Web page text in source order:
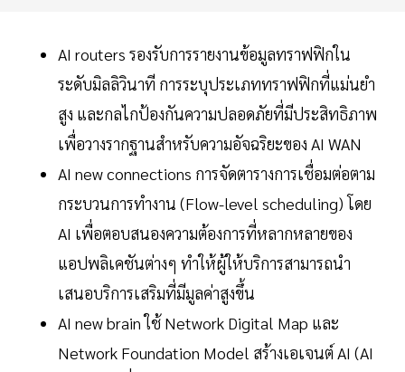
AI routers รองรับการรายงานข้อมูลทราฟฟิกใน
ระดับมิลลิวินาที การระบุประเภททราฟฟิกที่แม่นยำ
สูง และกลไกป้องกันความปลอดภัยที่มีประสิทธิภาพ
เพื่อวางรากฐานสำหรับความอัจฉริยะของ AI WAN
AI new connections การจัดตารางการเชื่อมต่อตาม
กระบวนการทำงาน (Flow-level scheduling) โดย
AI เพื่อตอบสนองความต้องการที่หลากหลายของ
แอปพลิเคชันต่างๆ ทำให้ผู้ให้บริการสามารถนำ
เสนอบริการเสริมที่มีมูลค่าสูงขึ้น
AI new brain ใช้ Network Digital Map และ
Network Foundation Model สร้างเอเจนต์ AI (AI